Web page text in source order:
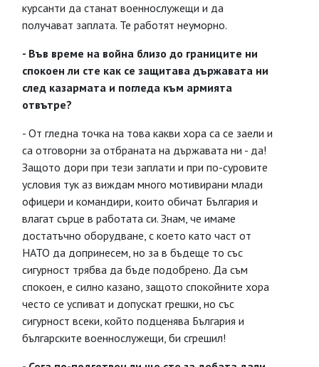
курсанти да станат военнослужещи и да
получават заплата. Те работят неуморно.
- Във време на война близо до границите ни
спокоен ли сте как се защитава държавата ни
след казармата и погледа към армията
отвътре?
- От гледна точка на това какви хора са се заели и
са отговорни за отбраната на държавата ни - да!
Защото дори при тези заплати и при по-суровите
условия тук аз виждам много мотивирани млади
офицери и командири, които обичат България и
влагат сърце в работата си. Знам, че имаме
достатъчно оборудване, с което като част от
НАТО да допринесем, но за в бъдеще то със
сигурност трябва да бъде подобрено. Да съм
спокоен, е силно казано, защото спокойните хора
често се успиват и допускат грешки, но със
сигурност всеки, който подценява България и
българските военнослужещи, би сгрешил!